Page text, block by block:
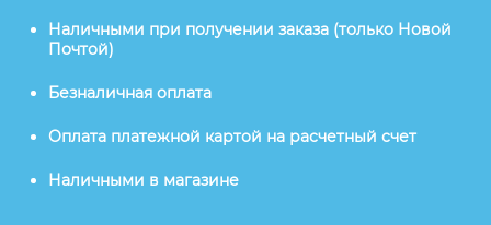
Наличными при получении заказа (только Новой
Почтой)
Безналичная оплата
Оплата платежной картой на расчетный счет
Наличными в магазине